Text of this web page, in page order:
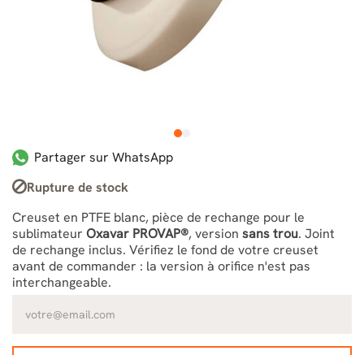
1
Partager sur WhatsApp
Rupture de stock
Creuset en PTFE blanc, pièce de rechange pour le
sublimateur Oxavar PROVAP®, version sans trou. Joint
de rechange inclus. Vérifiez le fond de votre creuset
avant de commander : la version à orifice n'est pas
interchangeable.